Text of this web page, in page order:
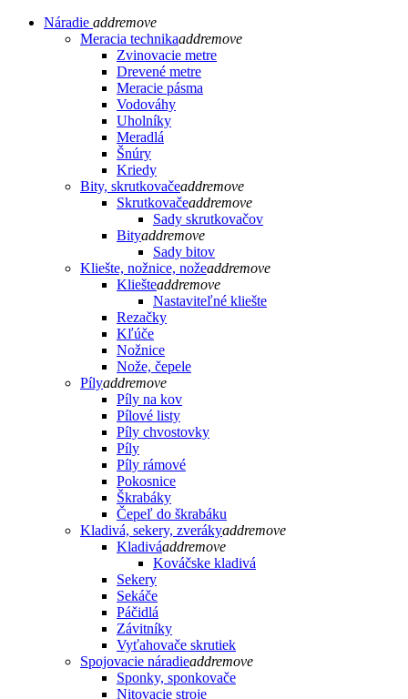
Náradie addremove
Meracia technikaaddremove
Zvinovacie metre
Drevené metre
Meracie pásma
Vodováhy
Uholníky
Meradlá
Šnúry
Kriedy
Bity, skrutkovačeaddremove
Skrutkovačeaddremove
Sady skrutkovačov
Bityaddremove
Sady bitov
Kliešte, nožnice, nožeaddremove
Kliešteaddremove
Nastaviteľné kliešte
Rezačky
Kľúče
Nožnice
Nože, čepele
Pílyaddremove
Píly na kov
Pílové listy
Píly chvostovky
Píly
Píly rámové
Pokosnice
Škrabáky
Čepeľ do škrabáku
Kladivá, sekery, zverákyaddremove
Kladiváaddremove
Kováčske kladivá
Sekery
Sekáče
Páčidlá
Závitníky
Vyťahovače skrutiek
Spojovacie náradieaddremove
Sponky, sponkovače
Nitovacie stroje